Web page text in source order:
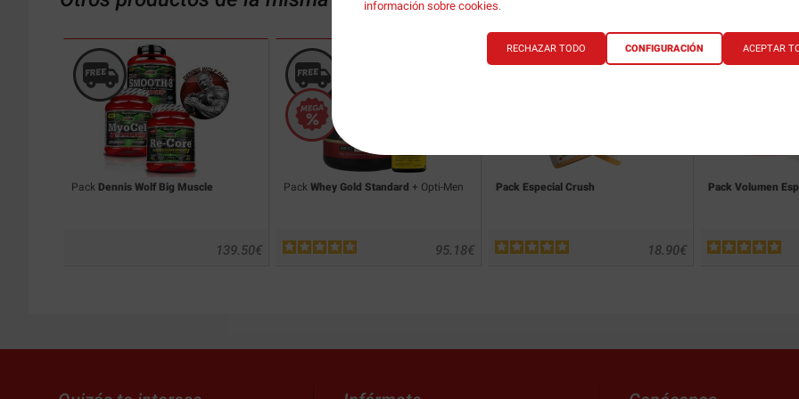
información sobre cookies.
ACEPTAR
RECHAZAR TODO CONFIGURACIÓN
Pack Dennis Wolf Big Muscle
€
139.50
Pack Whey Gold Standard + Opti-Men
€
95.18
Pack Especial Crush
€
18.90
Pack Volumen